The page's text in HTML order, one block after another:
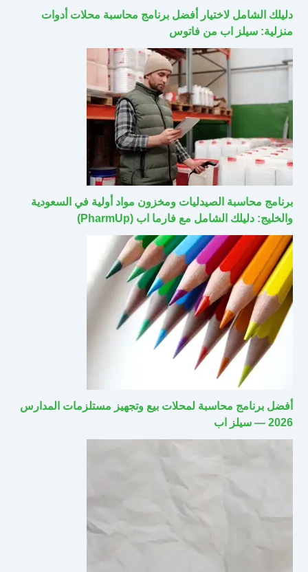
دليلك الشامل لاختيار أفضل برنامج محاسبة محلات أدوات
منزلية: سيلز اب من فاتوس
برنامج محاسبة الصيدليات ومخزون مواد أولية في السعودية
والخليج: دليلك الشامل مع فارما اب (PharmUp)
أفضل برنامج محاسبة لمحلات بيع وتجهيز مستلزمات المدارس
2026 — سيلز اب